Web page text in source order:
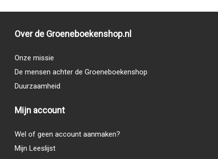
Over de Groeneboekenshop.nl
Onze missie
De mensen achter de Groeneboekenshop
Duurzaamheid
Mijn account
Wel of geen account aanmaken?
Mijn Leeslijst